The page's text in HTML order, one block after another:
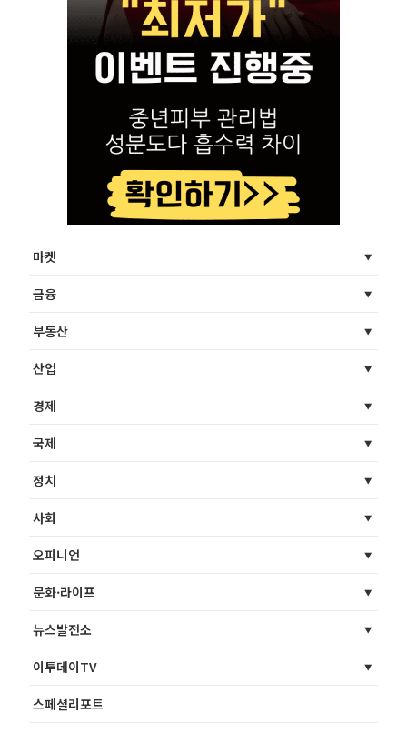
마켓
금융
부동산
산업
경제
국제
정치
사회
오피니언
문화·라이프
뉴스발전소
이투데이TV
스페셜리포트